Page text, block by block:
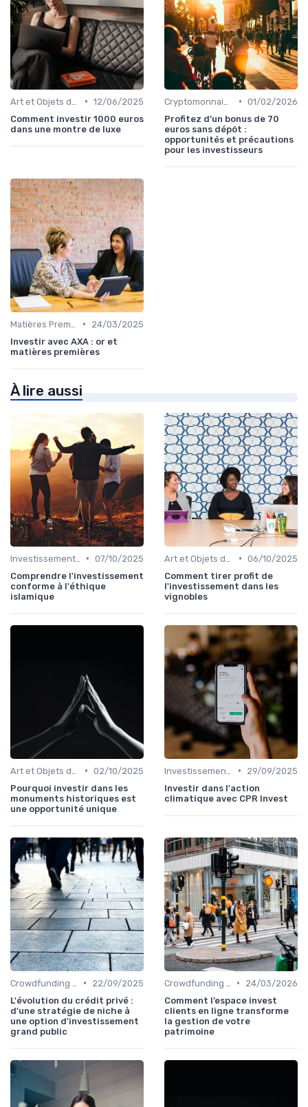
• 12/06/2025
Comment investir 1000 euros
dans une montre de luxe
• 01/02/2026
Profitez d’un bonus de 70
euros sans dépôt :
opportunités et précautions
pour les investisseurs
•
24/03/2025
Investir avec AXA : or et
matières premières
À lire aussi
• 07/10/2025
Comprendre l'investissement
conforme à l'éthique
islamique
• 06/10/2025
Comment tirer profit de
l'investissement dans les
vignobles
• 02/10/2025
Pourquoi investir dans les
monuments historiques est
une opportunité unique
•
29/09/2025
Investir dans l'action
climatique avec CPR Invest
•
22/09/2025
L'évolution du crédit privé :
d'une stratégie de niche à
une option d'investissement
grand public
•
24/03/2026
Comment l’espace invest
clients en ligne transforme
la gestion de votre
patrimoine